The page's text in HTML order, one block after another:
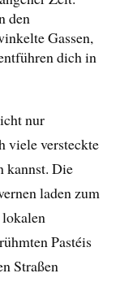
den
Gassen,
dich in
nur
viele versteckte
kannst. Die
laden zum
Pastéis
Straßen